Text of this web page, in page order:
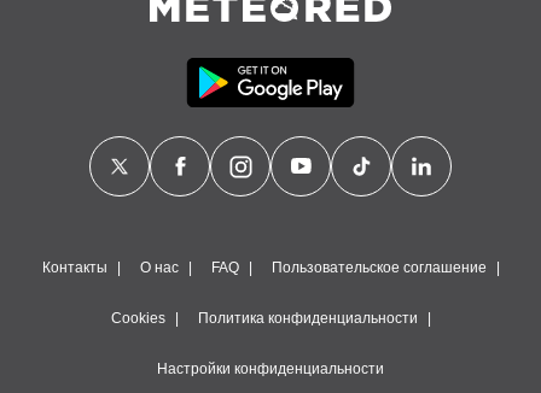
Контакты О нас FAQ Пользовательское соглашение
Cookies Политика конфиденциальности
Настройки конфиденциальности